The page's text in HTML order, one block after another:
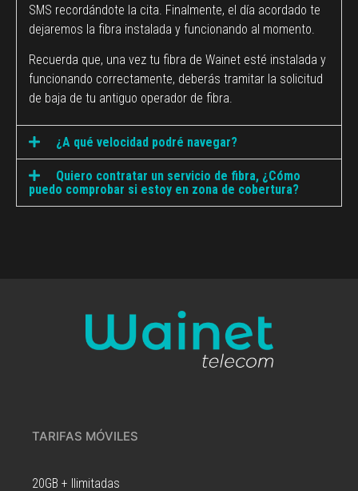
SMS recordándote la cita. Finalmente, el día acordado te
dejaremos la fibra instalada y funcionando al momento.
Recuerda que, una vez tu fibra de Wainet esté instalada y
funcionando correctamente, deberás tramitar la solicitud
de baja de tu antiguo operador de fibra.
¿A qué velocidad podré navegar?
Quiero contratar un servicio de fibra, ¿Cómo
puedo comprobar si estoy en zona de cobertura?
TARIFAS MÓVILES
20GB + Ilimitadas